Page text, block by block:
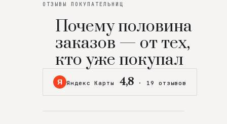
ОТЗЫВЫ ПОКУПАТЕЛЬНИЦ
Почему половина
заказов — от тех,
кто уже покупал
Я Яндекс Карты 4,8 · 19 отзывов